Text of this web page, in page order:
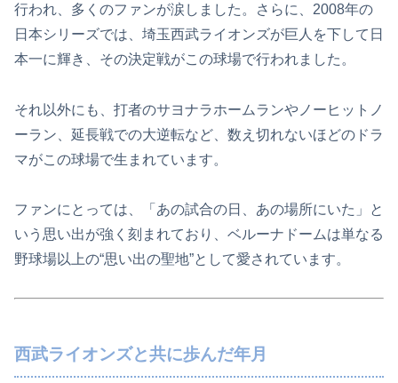
行われ、多くのファンが涙しました。さらに、2008年の
日本シリーズでは、埼玉西武ライオンズが巨人を下して日
本一に輝き、その決定戦がこの球場で行われました。
それ以外にも、打者のサヨナラホームランやノーヒットノ
ーラン、延長戦での大逆転など、数え切れないほどのドラ
マがこの球場で生まれています。
ファンにとっては、「あの試合の日、あの場所にいた」と
いう思い出が強く刻まれており、ベルーナドームは単なる
野球場以上の“思い出の聖地”として愛されています。
西武ライオンズと共に歩んだ年月